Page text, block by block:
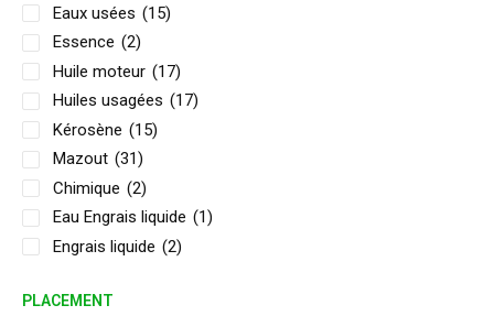
Eaux usées (15)
Essence (2)
Huile moteur (17)
Huiles usagées (17)
Kérosène (15)
Mazout (31)
Chimique (2)
Eau Engrais liquide (1)
Engrais liquide (2)
PLACEMENT